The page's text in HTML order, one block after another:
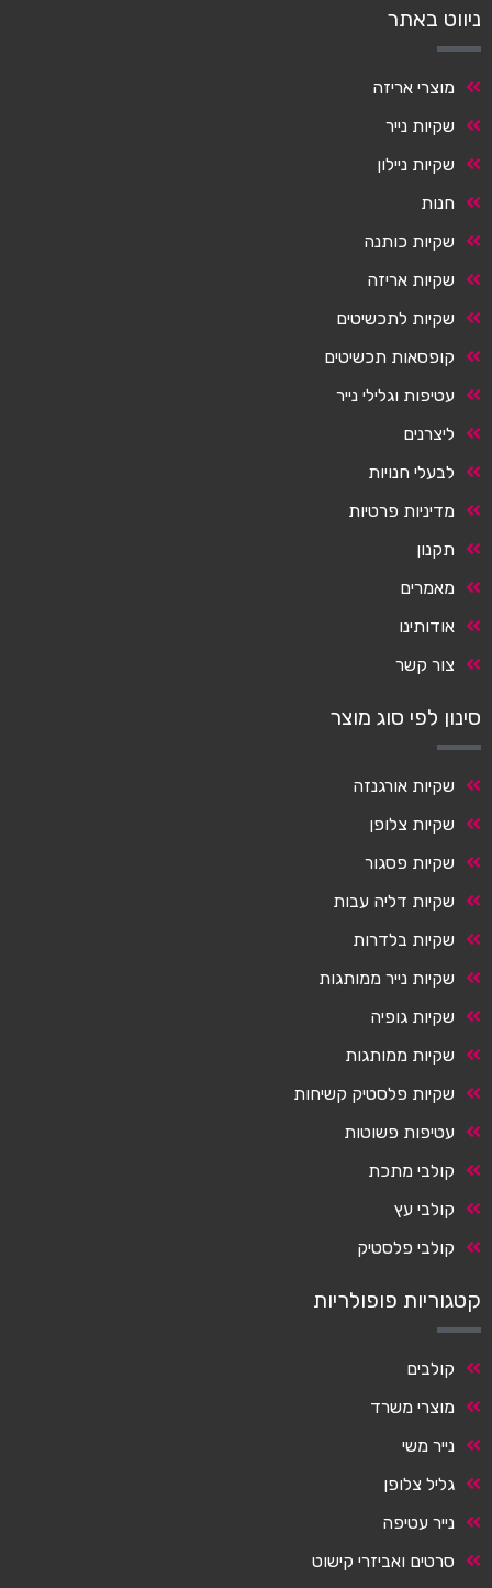
ניווט באתר
מוצרי אריזה
שקיות נייר
שקיות ניילון
חנות
שקיות כותנה
שקיות אריזה
שקיות לתכשיטים
קופסאות תכשיטים
עטיפות וגלילי נייר
ליצרנים
לבעלי חנויות
מדיניות פרטיות
תקנון
מאמרים
אודותינו
צור קשר
סינון לפי סוג מוצר
שקיות אורגנזה
שקיות צלופן
שקיות פסגור
שקיות דליה עבות
שקיות בלדרות
שקיות נייר ממותגות
שקיות גופיה
שקיות ממותגות
שקיות פלסטיק קשיחות
עטיפות פשוטות
קולבי מתכת
קולבי עץ
קולבי פלסטיק
קטגוריות פופולריות
קולבים
מוצרי משרד
נייר משי
גליל צלופן
נייר עטיפה
סרטים ואביזרי קישוט